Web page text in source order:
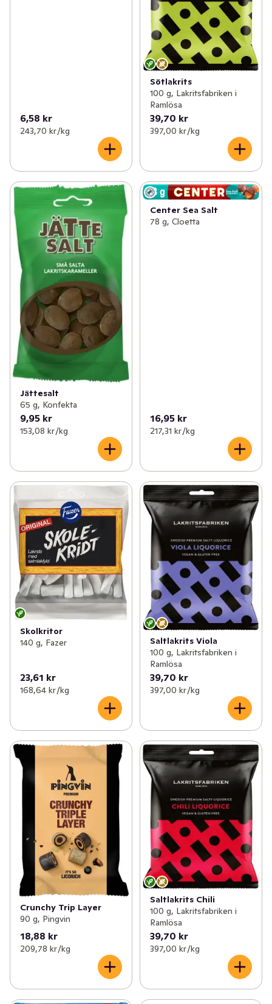
6,58 kr
243,70 kr /kg
Sötlakrits
100 g, Lakritsfabriken i
Ramlösa
39,70 kr
397,00 kr /kg
Jättesalt
65 g, Konfekta
9,95 kr
153,08 kr /kg
Center Sea Salt
78 g, Cloetta
16,95 kr
217,31 kr /kg
Skolkritor
140 g, Fazer
23,61 kr
168,64 kr /kg
Saltlakrits Viola
100 g, Lakritsfabriken i
Ramlösa
39,70 kr
397,00 kr /kg
Crunchy Trip Layer
90 g, Pingvin
18,88 kr
209,78 kr /kg
Saltlakrits Chili
100 g, Lakritsfabriken i
Ramlösa
39,70 kr
397,00 kr /kg